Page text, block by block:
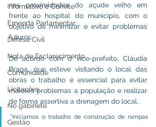
Informativo e Convite
Emenda Parlamentar
Defesa Civil
Nota de Esclarecimento
Comunidade
Licitações
No gabinete
Gestão
nas proximidades do açude velho em
frente ao hospital do município, com o
objetivo de minimizar e evitar problemas
futuros.
De acordo com o vice-prefeito, Cláudia
Braga, que esteve visitando o local das
obras o trabalho é essencial para evitar
maiores problemas a população e realizar
de forma assertiva a drenagem do local.
"Iniciamos o trabalho de construção de rampas